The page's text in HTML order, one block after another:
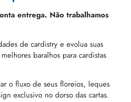
entrega. Não trabalhamos
de cardistry e evolua suas
baralhos para cardistas
o fluxo de seus floreios, leques
exclusivo no dorso das cartas.